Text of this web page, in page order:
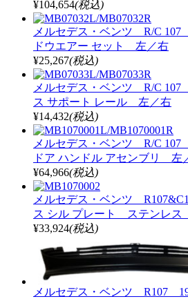
¥104,654(税込)
メルセデス・ベンツ R/C
ドウエアー セット 左／右
¥25,267(税込)
メルセデス・ベンツ R/C
ス サポート レール 左／右
¥14,432(税込)
メルセデス・ベンツ R/C
ドア ハンドル アセンブリ 左
¥64,966(税込)
メルセデス・ベンツ
ス シル プレート ステンレス
¥33,924(税込)
メルセデス・ベンツ R107